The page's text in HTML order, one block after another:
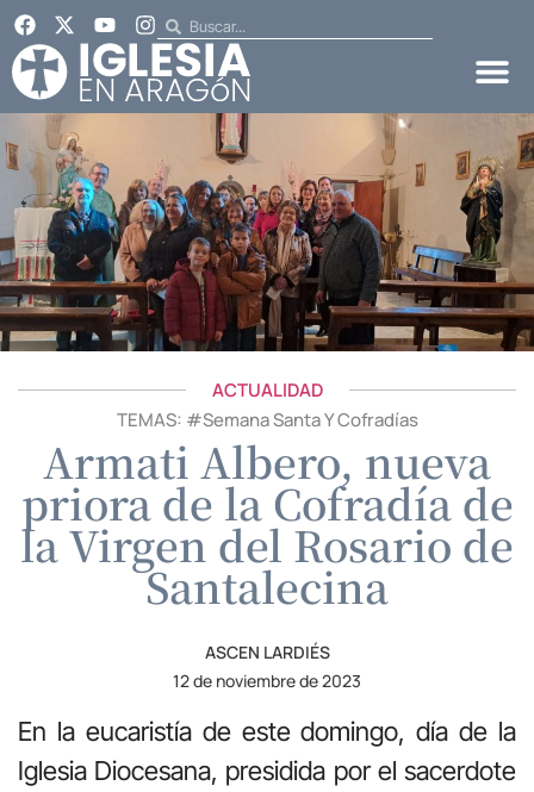
ACTUALIDAD
TEMAS: #Semana Santa Y Cofradías
Armati Albero, nueva
priora de la Cofradía de
la Virgen del Rosario de
Santalecina
ASCEN LARDIÉS
12 de noviembre de 2023
En la eucaristía de este domingo, día de la
Iglesia Diocesana, presidida por el sacerdote